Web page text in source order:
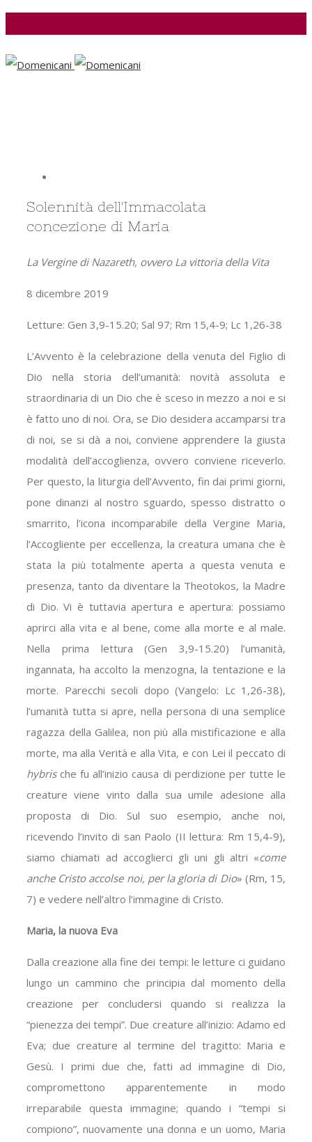
Solennità dell'Immacolata
concezione di Maria
La Vergine di Nazareth, ovvero La vittoria della Vita
8 dicembre 2019
Letture: Gen 3,9-15.20; Sal 97; Rm 15,4-9; Lc 1,26-38
L’Avvento è la celebrazione della venuta del Figlio di
Dio nella storia dell’umanità: novità assoluta e
straordinaria di un Dio che è sceso in mezzo a noi e si
è fatto uno di noi. Ora, se Dio desidera accamparsi tra
di noi, se si dà a noi, conviene apprendere la giusta
modalità dell’accoglienza, ovvero conviene riceverlo.
Per questo, la liturgia dell’Avvento, fin dai primi giorni,
pone dinanzi al nostro sguardo, spesso distratto o
smarrito, l’icona incomparabile della Vergine Maria,
l’Accogliente per eccellenza, la creatura umana che è
stata la più totalmente aperta a questa venuta e
presenza, tanto da diventare la Theotokos, la Madre
di Dio. Vi è tuttavia apertura e apertura: possiamo
aprirci alla vita e al bene, come alla morte e al male.
Nella prima lettura (Gen 3,9-15.20) l’umanità,
ingannata, ha accolto la menzogna, la tentazione e la
morte. Parecchi secoli dopo (Vangelo: Lc 1,26-38),
l’umanità tutta si apre, nella persona di una semplice
ragazza della Galilea, non più alla mistificazione e alla
morte, ma alla Verità e alla Vita, e con Lei il peccato di
hybrische fu all’inizio causa di perdizione per tutte le
creature viene vinto dalla sua umile adesione alla
proposta di Dio. Sul suo esempio, anche noi,
ricevendo l’invito di san Paolo (II lettura: Rm 15,4-9),
siamo chiamati ad accoglierci gli uni gli altri «come
anche Cristo accolse noi, per la gloria di Dio» (Rm, 15,
7) e vedere nell’altro l’immagine di Cristo.
Maria, la nuova Eva
Dalla creazione alla fine dei tempi: le letture ci guidano
lungo un cammino che principia dal momento della
creazione per concludersi quando si realizza la
“pienezza dei tempi”. Due creature all’inizio: Adamo ed
Eva; due creature al termine del tragitto: Maria e
Gesù. I primi due che, fatti ad immagine di Dio,
compromettono apparentemente in modo
irreparabile questa immagine; quando i “tempi si
compiono”, nuovamente una donna e un uomo, Maria